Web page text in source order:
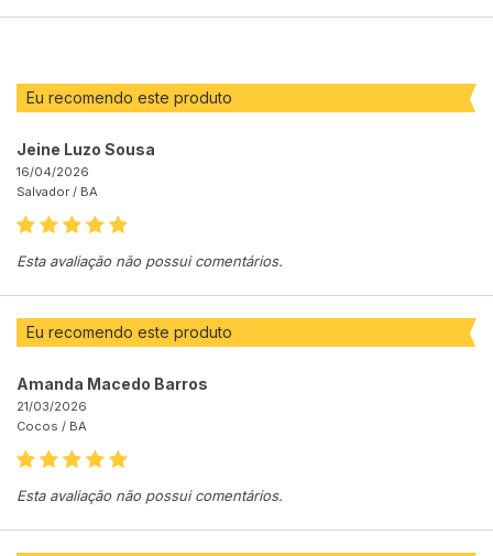
Eu recomendo este produto
Jeine Luzo Sousa
16/04/2026
Salvador / BA
Esta avaliação não possui comentários.
Eu recomendo este produto
Amanda Macedo Barros
21/03/2026
Cocos / BA
Esta avaliação não possui comentários.